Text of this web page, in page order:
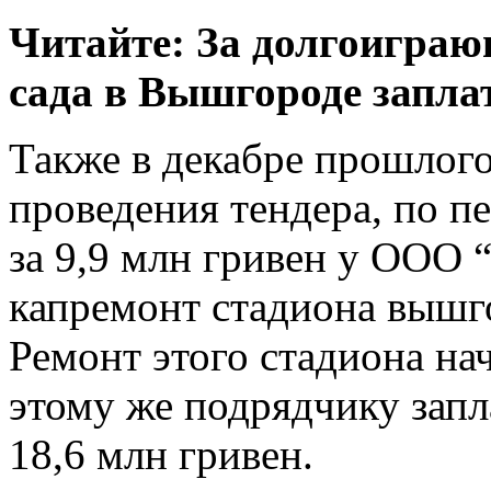
Читайте: За
сада в Вышгороде
Также в декабре
проведения тендера, по
за 9,9 млн гривен у ООО
капремонт стадиона
Ремонт этого стадиона
этому же подрядчику
18,6 млн гривен.